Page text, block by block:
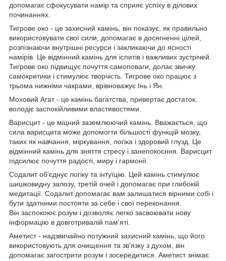
допомагає сфокусувати намір та сприяє успіху в ділових
починаннях.
Тигрове око - це захисний камінь, він показує, як правильно
використовувати свої сили, допомагає в досягненні цілей,
розпізнаючи внутрішні ресурси і закликаючи до ясності
намірів. Це відмінний камінь для іспитів і важливих зустрічей.
Тигрове око підвищує почуття самоповаги, долає звичку
самокритики і стимулює творчість. Тигрове око працює з
трьома нижніми чакрами, врівноважує Інь і Ян.
Моховий Агат - це камінь багатства, привертає достаток,
володіє заспокійливими властивостями.
Варисцит - це міцний заземлюючий камінь. Вважається, що
сила варисцита може допомогти більшості функцій мозку,
таких як навчання, міркування, логіка і здоровий глузд. Це
відмінний камінь для зняття стресу і занепокоєння. Варисцит
підсилює почуття радості, миру і гармонії.
Содалит об'єднує логіку та інтуїцію. Цей камінь стимулює
шишковидну залозу, третій очей і допомагає при глибокій
медитації. Содалит допомагає вам залишатися вірними собі і
бути здатними постояти за себе і свої переконання.
Він заспокоює розум і дозволяє легко засвоювати нову
інформацію в довготривалій пам'яті.
Аметист - надзвичайно потужний захисний камінь, що його
використовують для очищення та зв'язку з духом, він
допомагає загострити розум і зосередитися. Аметист знімає